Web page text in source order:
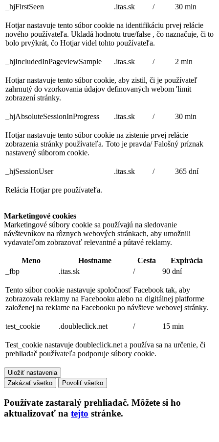
_hjFirstSeen .itas.sk / 30 min
Hotjar nastavuje tento súbor cookie na identifikáciu prvej relácie
nového používateľa. Ukladá hodnotu true/false , čo naznačuje, či to
bolo prvýkrát, čo Hotjar videl tohto používateľa.
_hjIncludedInPageviewSample .itas.sk / 2 min
Hotjar nastavuje tento súbor cookie, aby zistil, či je používateľ
zahrnutý do vzorkovania údajov definovaných webom 'limit
zobrazení stránky.
_hjAbsoluteSessionInProgress .itas.sk / 30 min
Hotjar nastavuje tento súbor cookie na zistenie prvej relácie
zobrazenia stránky používateľa. Toto je pravda/ Falošný príznak
nastavený súborom cookie.
_hjSessionUser .itas.sk / 365 dní
Relácia Hotjar pre používateľa.
Marketingové cookies
Marketingové súbory cookie sa používajú na sledovanie
návštevníkov na rôznych webových stránkach, aby umožnili
vydavateľom zobrazovať relevantné a pútavé reklamy.
Meno Hostname Cesta
Expirácia
_fbp
.itas.sk / 90 dní
Tento súbor cookie nastavuje spoločnosť Facebook tak, aby
zobrazovala reklamy na Facebooku alebo na digitálnej platforme
založenej na reklame na Facebooku po návšteve webovej stránky.
test_cookie .doubleclick.net / 15 min
Test_cookie nastavuje doubleclick.net a používa sa na určenie, či
prehliadač používateľa podporuje súbory cookie.
Uložiť nastavenia
Zakázať všetko
Povoliť všetko
Používate zastaralý prehliadač. Môžete si ho
aktualizovať na tejto stránke.